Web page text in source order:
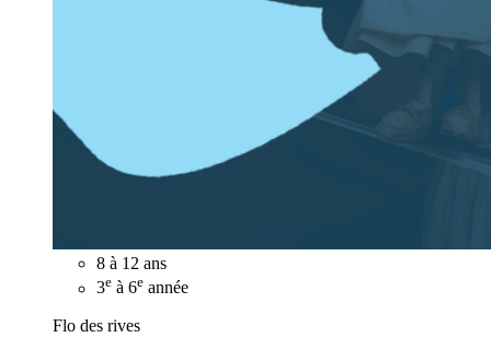
8 à 12 ans
3e à 6e année
Flo des rives